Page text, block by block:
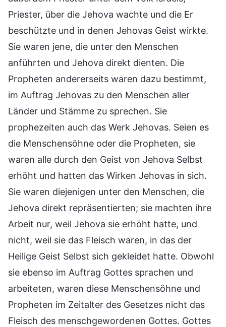
Priester, über die Jehova wachte und die Er
beschützte und in denen Jehovas Geist wirkte.
Sie waren jene, die unter den Menschen
anführten und Jehova direkt dienten. Die
Propheten andererseits waren dazu bestimmt,
im Auftrag Jehovas zu den Menschen aller
Länder und Stämme zu sprechen. Sie
prophezeiten auch das Werk Jehovas. Seien es
die Menschensöhne oder die Propheten, sie
waren alle durch den Geist von Jehova Selbst
erhöht und hatten das Wirken Jehovas in sich.
Sie waren diejenigen unter den Menschen, die
Jehova direkt repräsentierten; sie machten ihre
Arbeit nur, weil Jehova sie erhöht hatte, und
nicht, weil sie das Fleisch waren, in das der
Heilige Geist Selbst sich gekleidet hatte. Obwohl
sie ebenso im Auftrag Gottes sprachen und
arbeiteten, waren diese Menschensöhne und
Propheten im Zeitalter des Gesetzes nicht das
Fleisch des menschgewordenen Gottes. Gottes